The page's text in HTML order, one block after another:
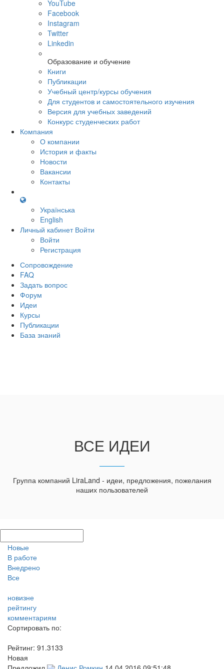
YouTube
Facebook
Instagram
Twitter
Linkedin
Образование и обучение
Книги
Публикации
Учебный центр/курсы обучения
Для студентов и самостоятельного изучения
Версия для учебных заведений
Конкурс студенческих работ
Компания
О компании
История и факты
Новости
Вакансии
Контакты
Українська
English
Личный кабинет Войти
Войти
Регистрация
Сопровождение
FAQ
Задать вопрос
Форум
Идеи
Курсы
Публикации
База знаний
ВСЕ ИДЕИ
Группа компаний LiraLand - идеи, предложения, пожелания
наших пользователей
Новые
В работе
Внедрено
Все
новизне
рейтингу
комментариям
Сортировать по:
Рейтинг: 91.3133
Новая